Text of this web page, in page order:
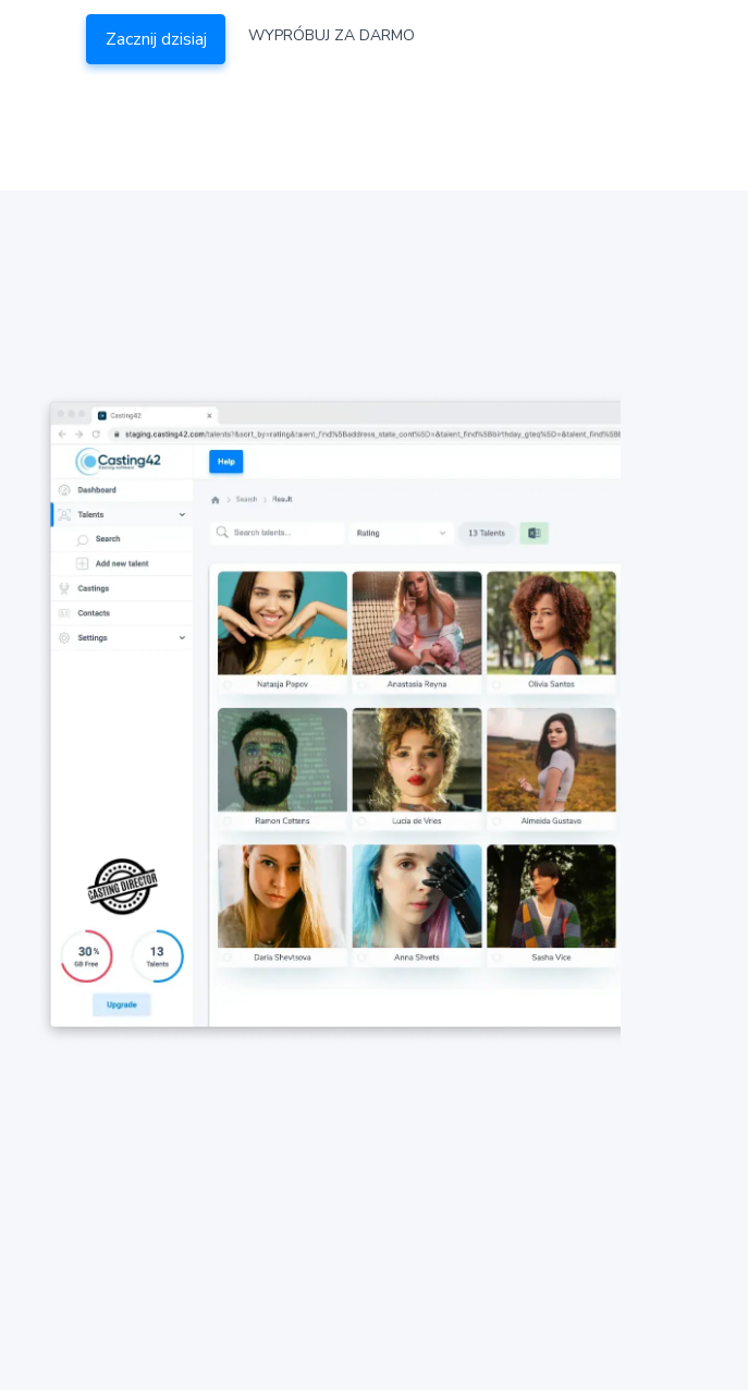
Zacznij dzisiaj WYPRÓBUJ ZA DARMO